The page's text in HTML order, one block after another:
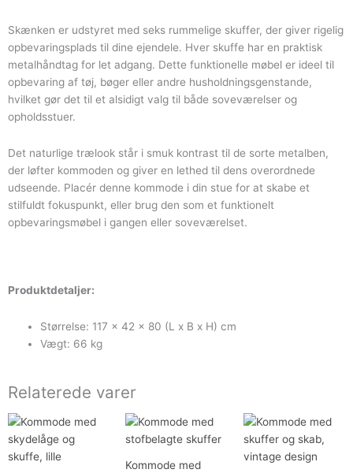
Skænken er udstyret med seks rummelige skuffer, der giver rigelig
opbevaringsplads til dine ejendele. Hver skuffe har en praktisk
metalhåndtag for let adgang. Dette funktionelle møbel er ideel til
opbevaring af tøj, bøger eller andre husholdningsgenstande,
hvilket gør det til et alsidigt valg til både soveværelser og
opholdsstuer.
Det naturlige trælook står i smuk kontrast til de sorte metalben,
der løfter kommoden og giver en lethed til dens overordnede
udseende. Placér denne kommode i din stue for at skabe et
stilfuldt fokuspunkt, eller brug den som et funktionelt
opbevaringsmøbel i gangen eller soveværelset.
Produktdetaljer:
Størrelse: 117 x 42 x 80 (L x B x H) cm
Vægt: 66 kg
Relaterede varer
Kommode med